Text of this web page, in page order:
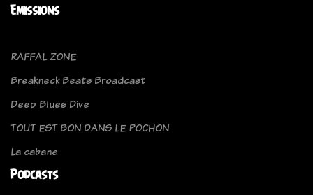
Emissions
RAFFAL ZONE
Breakneck Beats Broadcast
Deep Blues Dive
TOUT EST BON DANS LE POCHON
La cabane
Podcasts